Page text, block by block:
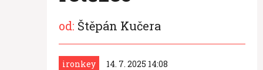
od: Štěpán Kučera
ironkey 14. 7. 2025 14:08